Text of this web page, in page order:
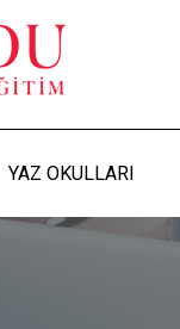
YAZ OKULLARI